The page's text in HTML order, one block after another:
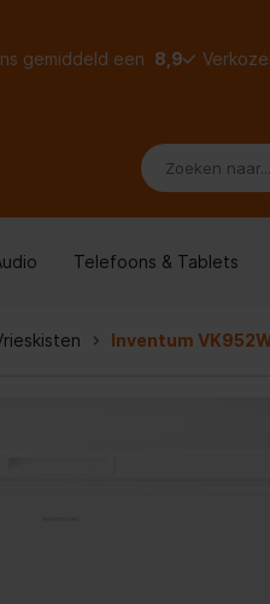
gemiddeld een 8,9
Telefoons & Tablets
Inventum